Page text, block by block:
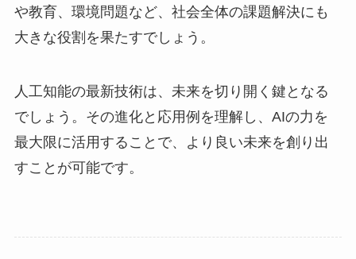
や教育、環境問題など、社会全体の課題解決にも
大きな役割を果たすでしょう。
人工知能の最新技術は、未来を切り開く鍵となる
でしょう。その進化と応用例を理解し、AIの力を
最大限に活用することで、より良い未来を創り出
すことが可能です。